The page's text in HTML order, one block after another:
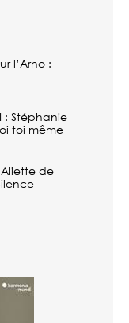
l’Arno :
: Stéphanie
toi même
Aliette de